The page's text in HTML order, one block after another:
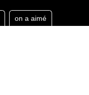
on a aimé